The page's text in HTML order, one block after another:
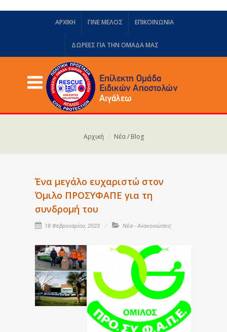
ΑΡΧΙΚΗ ΓΙΝΕ ΜΕΛΟΣ ΕΠΙΚΟΙΝΩΝΙΑ
ΔΩΡΕΈΣ ΓΙΑ ΤΗΝ ΟΜΆΔΑ ΜΑΣ
Αρχική Νέα / Blog
Ένα μεγάλο ευχαριστώ στον
Όμιλο ΠΡΟΣΥΦΑΠΕ για τη
συνδρομή του
18 Φεβρουαρίου, 2023 Νέα - Ανακοινώσεις